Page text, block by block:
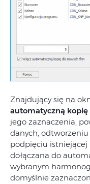
Znajdujący się na
automatyczną
jego zaznaczenia,
danych,
podpięciu istniejącej
dołączana do
wybranym
domyślnie